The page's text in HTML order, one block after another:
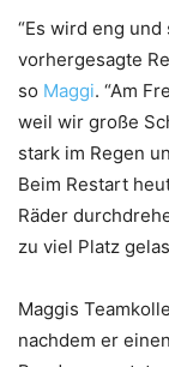
“Es wird eng
vorhergesagte
so Maggi. “Am
weil wir große
stark im Regen
Beim Restart
Räder
zu viel Platz
Maggis
nachdem er